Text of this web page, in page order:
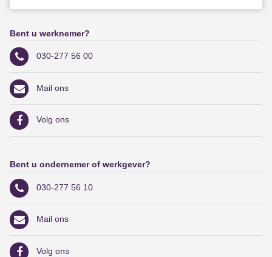
Bent u werknemer?
030-277 56 00
Mail ons
Volg ons
Bent u ondernemer of werkgever?
030-277 56 10
Mail ons
Volg ons